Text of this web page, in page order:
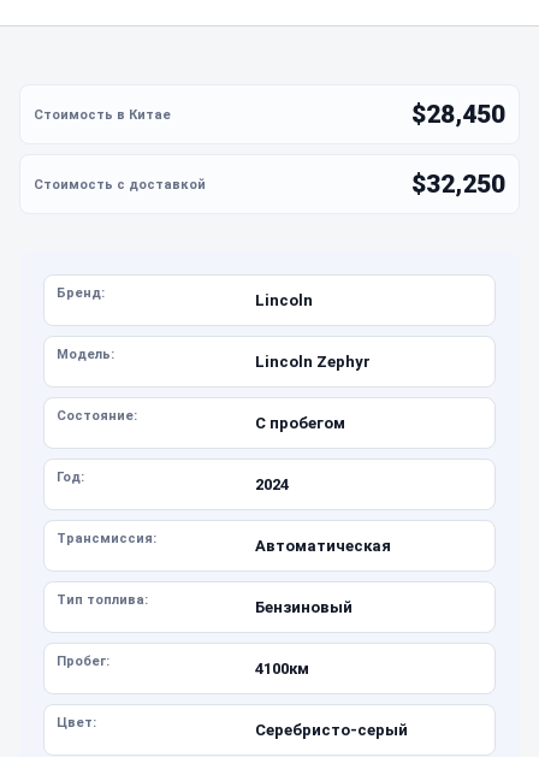
$28,450
$32,250
Бренд: Lincoln
Модель: Lincoln Zephyr
Состояние: С пробегом
Год: 2024
Трансмиссия: Автоматическая
Тип топлива: Бензиновый
Пробег: 4100км
Цвет: Серебристо-серый